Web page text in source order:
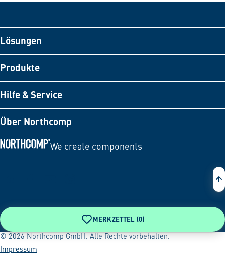
Lösungen
Produkte
Hilfe & Service
Über Northcomp
We create components
MERKZETTEL (0)
© 2026 Northcomp GmbH. Alle Rechte vorbehalten.
Impressum